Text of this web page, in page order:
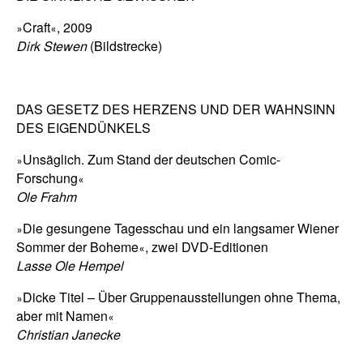
»Craft«, 2009
Dirk Stewen(Bildstrecke)
DAS GESETZ DES HERZENS UND DER WAHNSINN
DES EIGENDÜNKELS
»Unsäglich. Zum Stand der deutschen Comic-
Forschung«
Ole Frahm
»Die gesungene Tagesschau und ein langsamer Wiener
Sommer der Boheme«, zwei DVD-Editionen
Lasse Ole Hempel
»Dicke Titel – Über Gruppenausstellungen ohne Thema,
aber mit Namen«
Christian Janecke